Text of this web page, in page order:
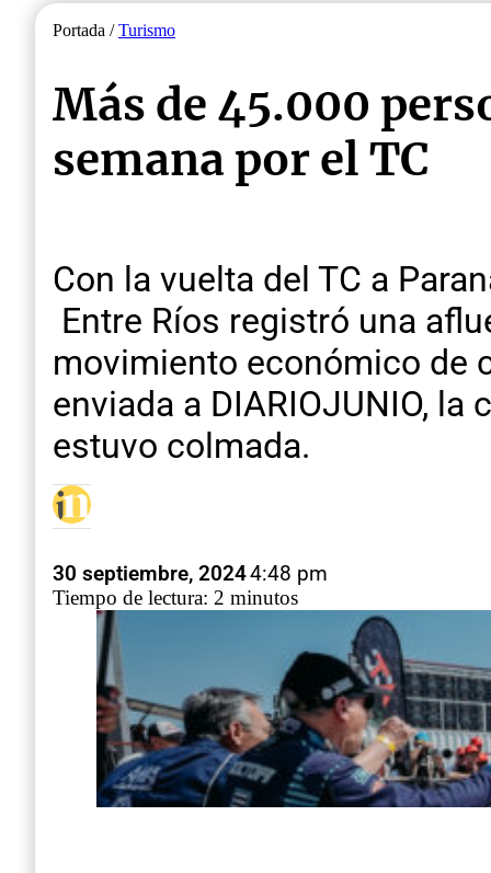
Portada /Turismo
Más de 45.000
semana por el TC
Con la vuelta del TC a
Entre Ríos registró una
movimiento económico de
enviada a DIARIOJUNIO,
estuvo colmada.
30 septiembre, 20244:48 pm
Tiempo de lectura: 2 minutos